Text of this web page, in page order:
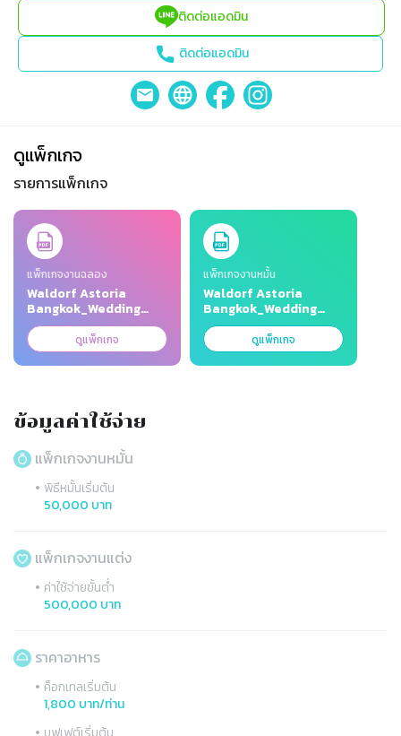
ติดต่อแอดมิน
ติดต่อแอดมิน
ดูแพ็กเกจ
รายการแพ็กเกจ
Slide 1 of 2
แพ็กเกจงานฉลอง
Waldorf Astoria
Bangkok_Wedding
Package 2026.pdf
ดูแพ็กเกจ
แพ็กเกจงานหมั้น
Waldorf Astoria
Bangkok_Wedding
Package 2026.pdf
ดูแพ็กเกจ
ข้อมูลค่าใช้จ่าย
แพ็กเกจงานหมั้น
• พิธีหมั้นเริ่มต้น
50,000 บาท
แพ็กเกจงานแต่ง
• ค่าใช้จ่ายขั้นต่ำ
500,000 บาท
ราคาอาหาร
• ค็อกเทลเริ่มต้น
1,800 บาท/ท่าน
•